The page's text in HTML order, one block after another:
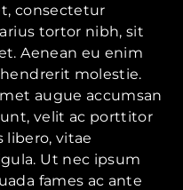
consectetur
tortor nibh, sit
Aenean eu enim
molestie.
augue accumsan
velit ac porttitor
libero, vitae
Ut nec ipsum
fames ac ante